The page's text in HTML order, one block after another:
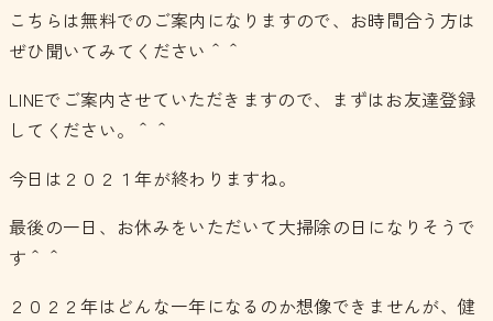
こちらは無料でのご案内になりますので、お時間合う方は
ぜひ聞いてみてください＾＾
LINEでご案内させていただきますので、まずはお友達登録
してください。＾＾
今日は２０２１年が終わりますね。
最後の一日、お休みをいただいて大掃除の日になりそうで
す＾＾
２０２２年はどんな一年になるのか想像できませんが、健